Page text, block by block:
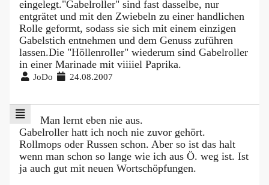
eingelegt."Gabelroller" sind fast dasselbe, nur
entgrätet und mit den Zwiebeln zu einer handlichen
Rolle geformt, sodass sie sich mit einem einzigen
Gabelstich entnehmen und dem Genuss zuführen
lassen.Die "Höllenroller" wiederum sind Gabelroller
in einer Marinade mit viiiiel Paprika.
JoDo 24.08.2007
Man lernt eben nie aus.
Gabelroller hatt ich noch nie zuvor gehört.
Rollmops oder Russen schon. Aber so ist das halt
wenn man schon so lange wie ich aus Ö. weg ist. Ist
ja auch gut mit neuen Wortschöpfungen.